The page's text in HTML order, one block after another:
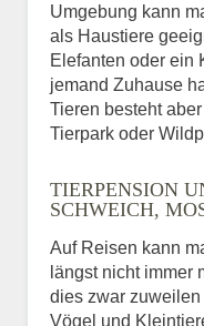
Umgebung kann
als Haustiere
Elefanten oder ein
jemand Zuhause
Tieren besteht
Tierpark oder
TIERPENSION
SCHWEICH,
Auf Reisen kann
längst nicht immer
dies zwar
Vögel und